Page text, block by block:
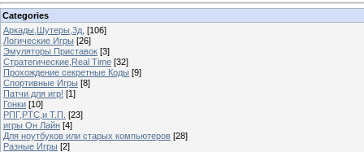
Categories
Аркады,Шутеры,3д, [106]
Логические Игры [26]
Эмуляторы Приставок [3]
Стратегические,Real Time [32]
Прохождение секретные Коды [9]
Спортивные Игры [8]
Патчи для игр! [1]
Гонки [10]
РПГ,РТС,и Т.П. [23]
игры Он Лайн [4]
Для ноутбуков или старых компьютеров [28]
Разные Игры [2]